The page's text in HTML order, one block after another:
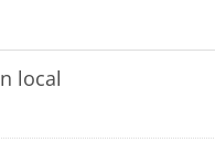
local